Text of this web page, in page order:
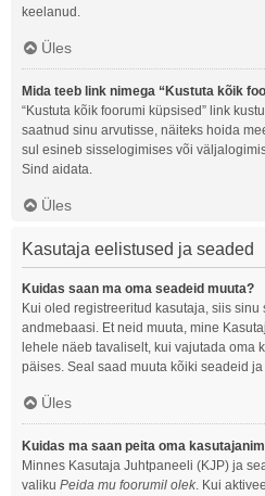
keelanud.
Üles
Mida teeb link nimega “Kustuta kõik
“Kustuta kõik foorumi küpsised” link
saatnud sinu arvutisse, näiteks hoida
sul esineb sisselogimises või
Sind aidata.
Üles
Kasutaja eelistused ja seaded
Kuidas saan ma oma seadeid muuta?
Kui oled registreeritud kasutaja, siis sinu
andmebaasi. Et neid muuta, mine
lehele näeb tavaliselt, kui vajutada oma
päises. Seal saad muuta kõiki seadeid
Üles
Kuidas ma saan peita oma
Minnes Kasutaja Juhtpaneeli (KJP) ja
valiku Peida mu foorumil olek. Kui